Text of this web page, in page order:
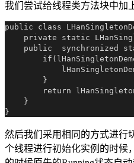
我们尝试给线程类方法块中加
public class
private static
public  synchronized
        }
return
    }
然后我们采用相同的方式进行
个线程进行初始化实例的时候